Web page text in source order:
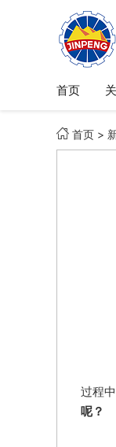
首页
 首页 >
过程
呢？